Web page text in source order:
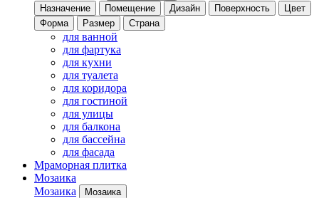
Назначение
Помещение Дизайн Поверхность
Цвет
Форма
Размер Страна
для ванной
для фартука
для кухни
для туалета
для коридора
для гостиной
для улицы
для балкона
для бассейна
для фасада
Мраморная плитка
Мозаика
Мозаика
Мозаика